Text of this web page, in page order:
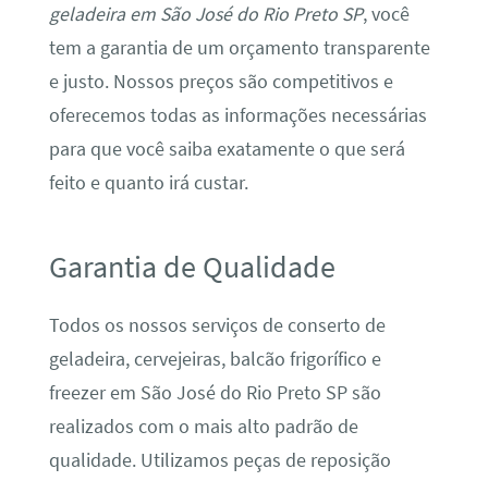
geladeira em São José do Rio Preto SP, você
tem a garantia de um orçamento transparente
e justo. Nossos preços são competitivos e
oferecemos todas as informações necessárias
para que você saiba exatamente o que será
feito e quanto irá custar.
Garantia de Qualidade
Todos os nossos serviços de conserto de
geladeira, cervejeiras, balcão frigorífico e
freezer em São José do Rio Preto SP são
realizados com o mais alto padrão de
qualidade. Utilizamos peças de reposição